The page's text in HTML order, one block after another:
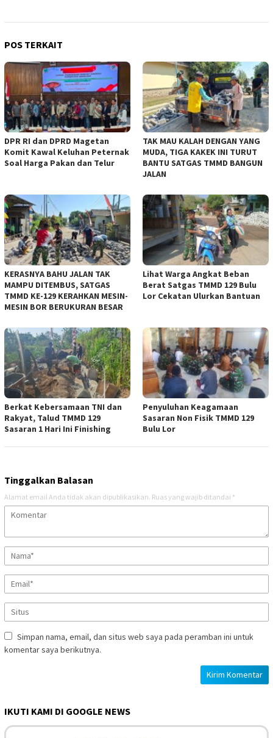
POS TERKAIT
DPR RI dan DPRD Magetan
Komit Kawal Keluhan Peternak
Soal Harga Pakan dan Telur
TAK MAU KALAH DENGAN YANG
MUDA, TIGA KAKEK INI TURUT
BANTU SATGAS TMMD BANGUN
JALAN
KERASNYA BAHU JALAN TAK
MAMPU DITEMBUS, SATGAS
TMMD KE-129 KERAHKAN MESIN-
MESIN BOR BERUKURAN BESAR
Lihat Warga Angkat Beban
Berat Satgas TMMD 129 Bulu
Lor Cekatan Ulurkan Bantuan
Berkat Kebersamaan TNI dan
Rakyat, Talud TMMD 129
Sasaran 1 Hari Ini Finishing
Penyuluhan Keagamaan
Sasaran Non Fisik TMMD 129
Bulu Lor
Tinggalkan Balasan
Alamat email Anda tidak akan dipublikasikan. Ruas yang wajib ditandai *
Simpan nama, email, dan situs web saya pada peramban ini untuk
komentar saya berikutnya.
IKUTI KAMI DI GOOGLE NEWS